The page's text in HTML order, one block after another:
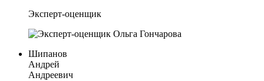
Эксперт-оценщик
Шипанов
Андрей
Андреевич